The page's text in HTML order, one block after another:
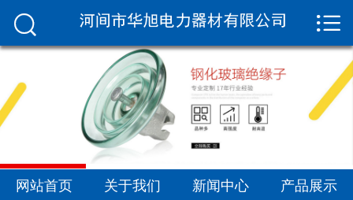
 网站首页
新闻中心
生产车间


网站首页 关于我们 新闻中心 产品展示